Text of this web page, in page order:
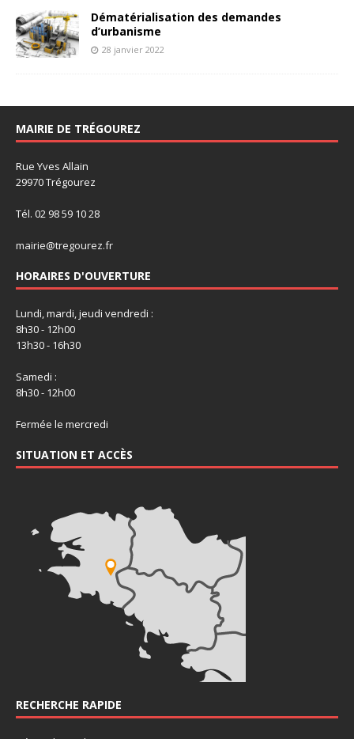
Dématérialisation des demandes
d’urbanisme
28 janvier 2022
MAIRIE DE TRÉGOUREZ
Rue Yves Allain
29970 Trégourez
Tél. 02 98 59 10 28
mairie@tregourez.fr
HORAIRES D'OUVERTURE
Lundi, mardi, jeudi vendredi :
8h30 - 12h00
13h30 - 16h30
Samedi :
8h30 - 12h00
Fermée le mercredi
SITUATION ET ACCÈS
RECHERCHE RAPIDE